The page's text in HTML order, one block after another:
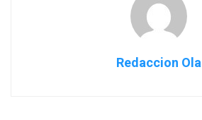
Redaccion Ola